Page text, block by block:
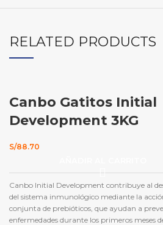
RELATED PRODUCTS
Canbo Gatitos Initial
Development 3KG
S/88.70
Canbo Initial Development contribuye al
del sistema inmunológico mediante la
conjunta de prebióticos, que ayudan a
enfermedades durante los primeros meses